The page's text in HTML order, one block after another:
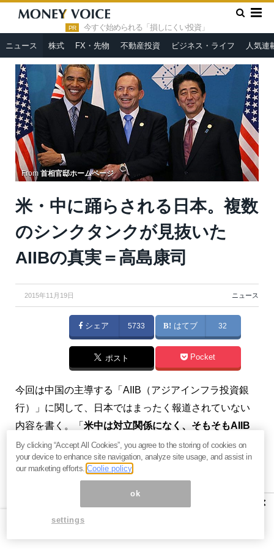
PR 今すぐ始められる「損しにくい投資」
ニュース 株式 FX・先物 不動産投資 ビジネス・ライフ 人気連
HOME » ニュース »
米・中に踊らされる日本。複数のシンクタ
ンクが見抜いたAIIBの真実＝高島康司
From首相官邸ホームページ
米・中に踊らされる日本。複数
のシンクタンクが見抜いた
AIIBの真実＝高島康司
2015年11月19日 ニュース
シェア 5733 はてブ 32
ポスト Pocket
今回は中国の主導する「AIIB（アジアインフラ投資銀
行）」に関して、日本ではまったく報道されていない
内容を書く。「 米中は対立関係になく、そもそもAIIB
設立を中国に持ちかけたのは米国である」というシン
クタンクの分析だ。
これが真実だとすれば、中国の南シナ海への進出が問
題となる中で、日本の安倍政権の現状認識は根本から
間違っていることになる。（
忘録』連動メルマガ・高島康司）
×
By clicking “Accept All Cookies”, you agree to the storing of cookies on
your device to enhance site navigation, analyze site usage, and assist in
our marketing efforts.Coolie policy
ok
settings